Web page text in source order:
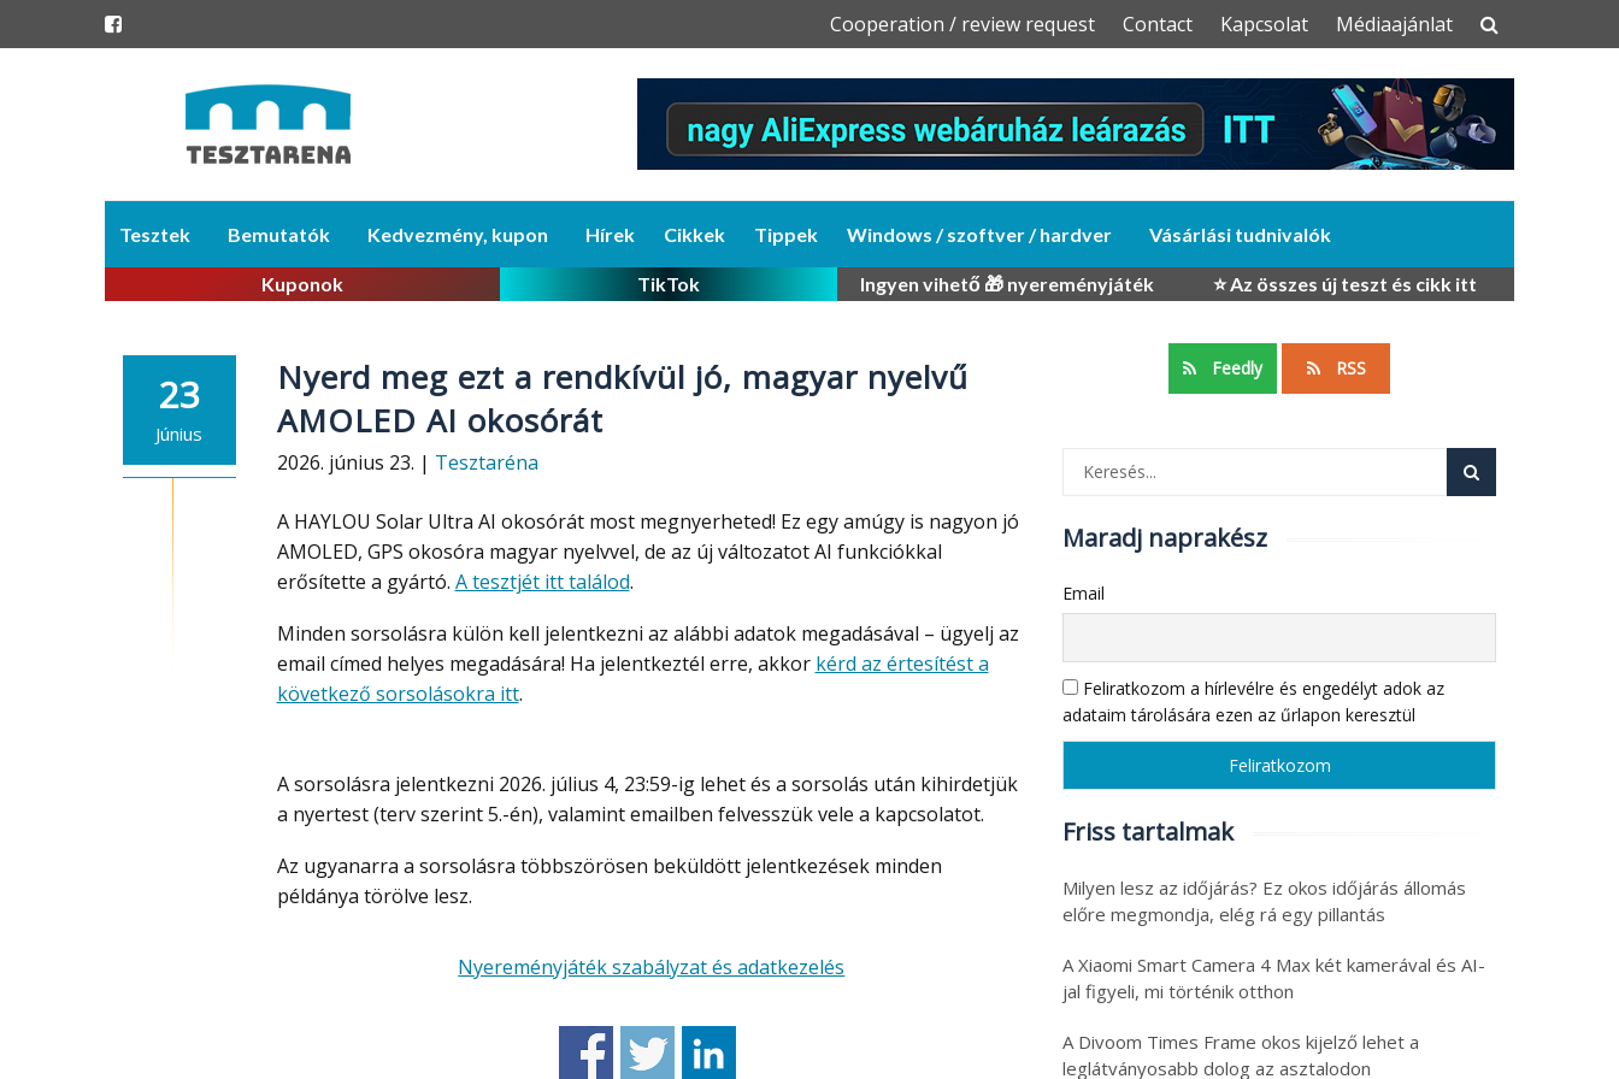
Skip
Cooperation / review request Contact Kapcsolat Médiaajánlat
content
Tesztek Bemutatók Kedvezmény, kupon Hírek Cikkek Tippek Windows / szoftver / hardver Vásárlási tudnivalók
Kuponok TikTok Ingyen vihető 🎁 nyereményjáték ⭐ Az összes új teszt és cikk itt
23
Június
Nyerd meg ezt a rendkívül jó, magyar nyelvű
AMOLED AI okosórát
2026. június 23. | Tesztaréna
A HAYLOU Solar Ultra AI okosórát most megnyerheted! Ez egy amúgy is nagyon jó
AMOLED, GPS okosóra magyar nyelvvel, de az új változatot AI funkciókkal
erősítette a gyártó. A tesztjét itt találod.
Minden sorsolásra külön kell jelentkezni az alábbi adatok megadásával – ügyelj az
email címed helyes megadására! Ha jelentkeztél erre, akkor kérd az értesítést a
következő sorsolásokra itt.
A sorsolásra jelentkezni 2026. július 4, 23:59-ig lehet és a sorsolás után kihirdetjük
a nyertest (terv szerint 5.-én), valamint emailben felvesszük vele a kapcsolatot.
Az ugyanarra a sorsolásra többszörösen beküldött jelentkezések minden
példánya törölve lesz.
Nyereményjáték szabályzat és adatkezelés
Feedly RSS
Maradj naprakész
Email
Feliratkozom a hírlevélre és engedélyt adok az
adataim tárolására ezen az űrlapon keresztül
Friss tartalmak
Milyen lesz az időjárás? Ez okos időjárás állomás
előre megmondja, elég rá egy pillantás
A Xiaomi Smart Camera 4 Max két kamerával és AI-
jal figyeli, mi történik otthon
A Divoom Times Frame okos kijelző lehet a
leglátványosabb dolog az asztalodon